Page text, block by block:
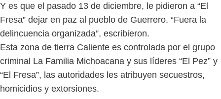
Y es que el pasado 13 de diciembre, le pidieron a “El
Fresa” dejar en paz al pueblo de Guerrero. “Fuera la
delincuencia organizada”, escribieron.
Esta zona de tierra Caliente es controlada por el grupo
criminal La Familia Michoacana y sus líderes “El Pez” y
“El Fresa”, las autoridades les atribuyen secuestros,
homicidios y extorsiones.